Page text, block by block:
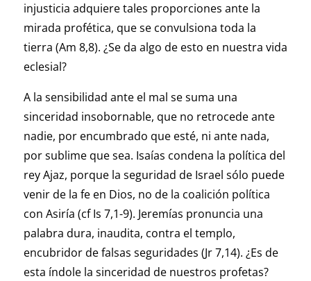
injusticia adquiere tales proporciones ante la
mirada profética, que se convulsiona toda la
tierra (Am 8,8). ¿Se da algo de esto en nuestra vida
eclesial?
A la sensibilidad ante el mal se suma una
sinceridad insobornable, que no retrocede ante
nadie, por encumbrado que esté, ni ante nada,
por sublime que sea. Isaías condena la política del
rey Ajaz, porque la seguridad de Israel sólo puede
venir de la fe en Dios, no de la coalición política
con Asiría (cf Is 7,1-9). Jeremías pronuncia una
palabra dura, inaudita, contra el templo,
encubridor de falsas seguridades (Jr 7,14). ¿Es de
esta índole la sinceridad de nuestros profetas?